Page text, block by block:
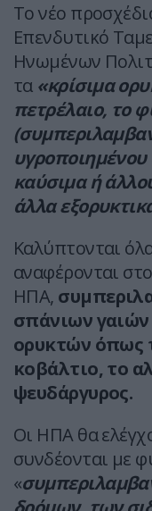
Το νέο
Επενδυτικό
Ηνωμένων
τα «κρίσιμα
πετρέλαιο, το
καύσιμα ή
άλλα
Καλύπτονται
αναφέρονται
ΗΠΑ,
σπάνιων
ορυκτών όπως
κοβάλτιο, το
ψευδάργυρος.
Οι ΗΠΑ θα
συνδέονται με
«